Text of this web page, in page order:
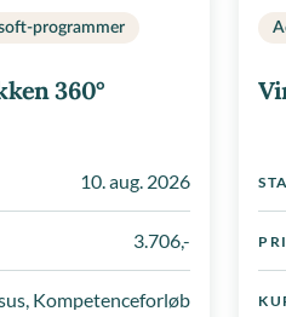
programmer
360°
10. aug. 2026
3.706,-
Kompetenceforløb